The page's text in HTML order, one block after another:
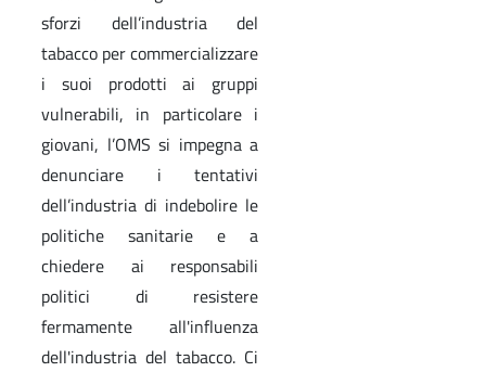
sforzi dell’industria del
tabacco per commercializzare
i suoi prodotti ai gruppi
vulnerabili, in particolare i
giovani, l’OMS si impegna a
denunciare i tentativi
dell’industria di indebolire le
politiche sanitarie e a
chiedere ai responsabili
politici di resistere
fermamente all'influenza
dell'industria del tabacco. Ci